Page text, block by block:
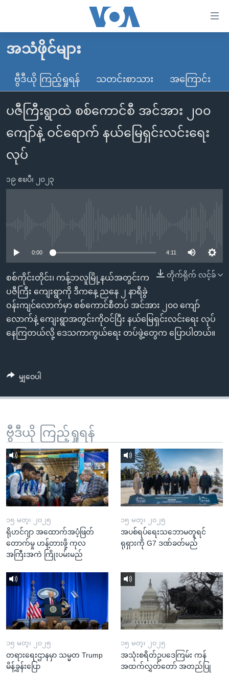
လွယ်ကူ
သည့်
Link
များ
ပင်မ
အကြောင်းအရာ
ကျော်
ကြည့်
ကျော်
ကြည့်
ရှာဖွေ
ရန်
မူလစာမျက်နှာ
မြန်မာ
ကမ္ဘာ့သတင်းများ
နိုင်ငံတကာ
အမေရိကန်
တရုတ်
အစ္စရေး-ပါလက်စတိုင်း
ဗွီဒီယို
သတင်းလွတ်လပ်ခွင့်
ရပ်ဝန်းတခု လမ်းတခု အလွန်
အင်္ဂလိပ်စာလေ့လာမယ်
အမေရိကန်သုံးအီဒီယံ
အပတ်စဉ်ကဏ္ဍများ
ဗွီအိုအေ လူမှုကွန်ယက်များ
ဘာသာစကားများ
အသံဖိုင်များ
ဗွီဒီယို ကြည့်ရှုရန် သတင်းစာသား အကြောင်း
ပဇီကြီးရွာထဲ စစ်ကောင်စီ အင်အား ၂၀၀
ကျော်နဲ့ ဝင်ရောက် နယ်မြေရှင်းလင်းရေး
လုပ်
၁၉ ဧၿပီ၊ ၂၀၂၃
0:00 4:11
တိုက်ရိုက် လင့်ခ်
စစ်ကိုင်းတိုင်း၊ ကန့်ဘလူမြို့နယ်အတွင်းက
ပဇီကြီး ကျေးရွာကို ဒီကနေ့ ညနေ ၂ နာရီခွဲ
ဝန်းကျင်လောက်မှာ စစ်ကောင်စီတပ် အင်အား ၂၀၀ ကျော်
လောက်နဲ့ ကျေးရွာအတွင်းကိုဝင်ပြီး နယ်မြေရှင်းလင်းရေး လုပ်
နေကြတယ်လို့ ဒေသကာကွယ်ရေး တပ်ဖွဲ့တွေက ပြောပါတယ်။
မျှဝေပါ
ဗွီဒီယို ကြည့်ရှုရန်
၁၅ မတ္၊ ၂၀၂၅
ရိုဟင်ဂျာ အထောက်အပံ့ဖြတ်
တောက်မှု ဟန့်တားဖို့ ကုလ
အကြီးအကဲ ကြိုးပမ်းမည်
၁၅ မတ္၊ ၂၀၂၅
အပစ်ရပ်ရေးသဘောမတူရင်
ရုရှားကို G7 ဒဏ်ခတ်မည်
၁၅ မတ္၊ ၂၀၂၅
တရားရေးဌာနမှာ သမ္မတ Trump
မိန့်ခွန်းပြော
၁၅ မတ္၊ ၂၀၂၅
အသုံးစရိတ်ဥပဒေကြမ်း ကန်
အထက်လွှတ်တော် အတည်ပြု